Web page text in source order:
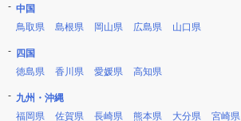
中国
鳥取県
島根県 岡山県 広島県 山口県
四国
徳島県
香川県 愛媛県 高知県
九州・沖縄
福岡県
佐賀県 長崎県 熊本県 大分県 宮崎県